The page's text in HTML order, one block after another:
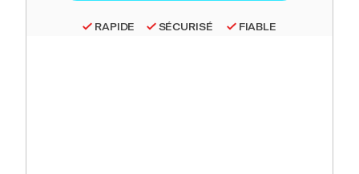
RAPIDE SÉCURISÉ FIABLE